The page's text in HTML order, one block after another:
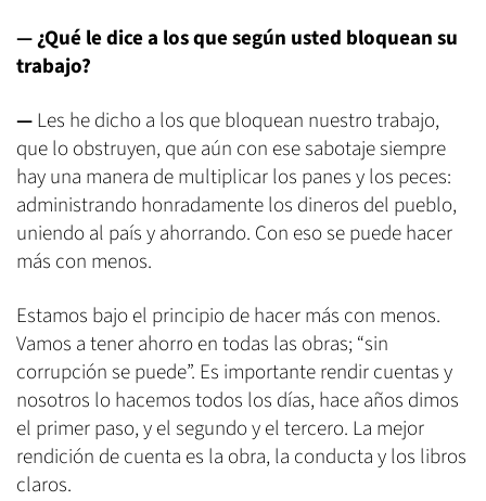
—¿Qué le dice a los que según usted bloquean su
trabajo?
—Les he dicho a los que bloquean nuestro trabajo,
que lo obstruyen, que aún con ese sabotaje siempre
hay una manera de multiplicar los panes y los peces:
administrando honradamente los dineros del pueblo,
uniendo al país y ahorrando. Con eso se puede hacer
más con menos.
Estamos bajo el principio de hacer más con menos.
Vamos a tener ahorro en todas las obras; “sin
corrupción se puede”. Es importante rendir cuentas y
nosotros lo hacemos todos los días, hace años dimos
el primer paso, y el segundo y el tercero. La mejor
rendición de cuenta es la obra, la conducta y los libros
claros.